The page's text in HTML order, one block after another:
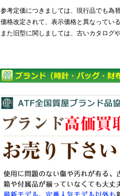
参考定価につきましては、現行品でも為
価格改定されて、表示価格と異なってい
また旧型に関しましては、古いカタログ